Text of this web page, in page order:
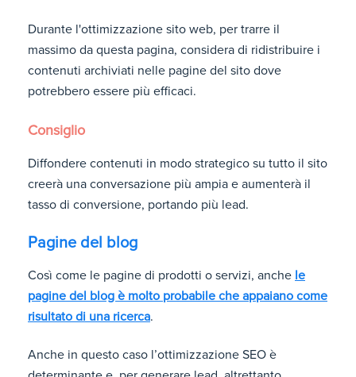
Durante l'ottimizzazione sito web, per trarre il
massimo da questa pagina, considera di ridistribuire i
contenuti archiviati nelle pagine del sito dove
potrebbero essere più efficaci.
Consiglio
Diffondere contenuti in modo strategico su tutto il sito
creerà una conversazione più ampia e aumenterà il
tasso di conversione, portando più lead.
Pagine del blog
Così come le pagine di prodotti o servizi, anche le
pagine del blog è molto probabile che appaiano come
risultato di una ricerca.
Anche in questo caso l’ottimizzazione SEO è